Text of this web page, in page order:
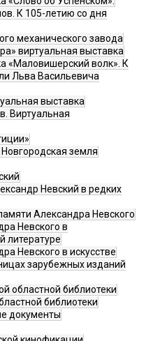
К 105-летию со дня
механического завода
виртуальная выставка
«Маловишерский волк». К
Льва Васильевича
выставка
Виртуальная
земля
Невский в редких
Александра Невского
Невского в
литературе
Невского в искусстве
зарубежных изданий
областной библиотеки
библиотеки
документы